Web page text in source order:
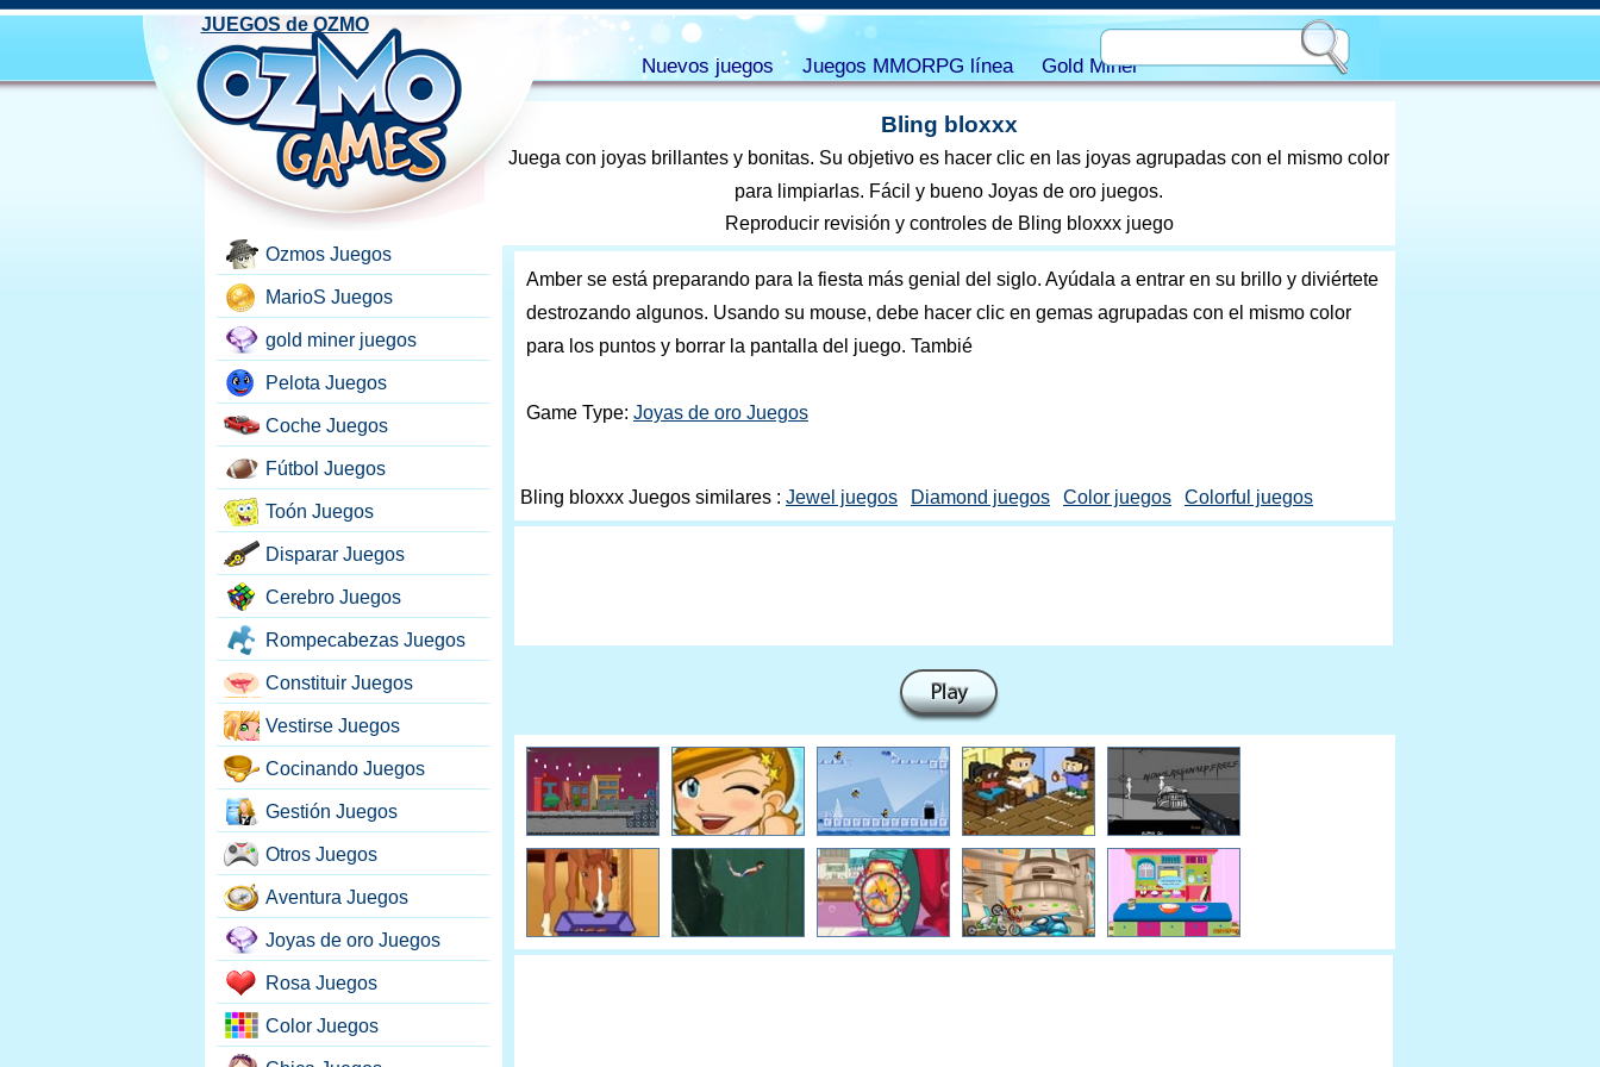
Bling bloxxx
Juega con joyas brillantes y bonitas. Su objetivo es hacer clic en las joyas agrupadas con el mismo color
para limpiarlas. Fácil y bueno Joyas de oro juegos.
Reproducir revisión y controles de Bling bloxxx juego
Amber se está preparando para la fiesta más genial del siglo. Ayúdala a entrar en su brillo y diviértete
destrozando algunos. Usando su mouse, debe hacer clic en gemas agrupadas con el mismo color
para los puntos y borrar la pantalla del juego. Tambié
Game Type: Joyas de oro Juegos
Bling bloxxx Juegos similares : Jewel juegos Diamond juegos Color juegos Colorful juegos
Ozmos Juegos
MarioS Juegos
gold miner juegos
Pelota Juegos
Coche Juegos
Fútbol Juegos
Toón Juegos
Disparar Juegos
Cerebro Juegos
Rompecabezas Juegos
Constituir Juegos
Vestirse Juegos
Cocinando Juegos
Gestión Juegos
Otros Juegos
Aventura Juegos
Joyas de oro Juegos
Rosa Juegos
Color Juegos
JUEGOS de OZMO
Nuevos juegos Juegos MMORPG línea Gold Miner